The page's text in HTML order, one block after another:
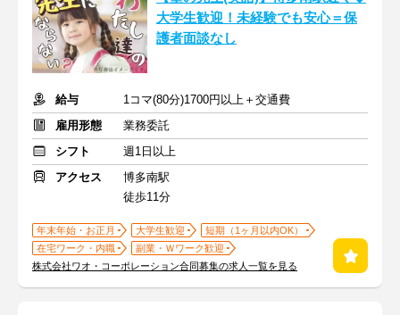
大学生歓迎！未経験でも安心＝保
護者面談なし
給与
1コマ(80分)1700円以上＋交通費
雇用形態
業務委託
シフト
週1日以上
アクセス
博多南駅
徒歩11分
年末年始・お正月 大学生歓迎
短期（1ヶ月以内OK）
在宅ワーク・内職
副業・Ｗワーク歓迎
株式会社ワオ・コーポレーション合同募集の求人一覧を見る